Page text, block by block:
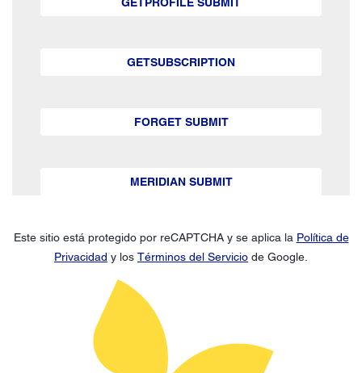
GETSUBSCRIPTION
FORGET SUBMIT
MERIDIAN SUBMIT
Este sitio está protegido por reCAPTCHA y se aplica la Política de
Privacidad y los Términos del Servicio de Google.